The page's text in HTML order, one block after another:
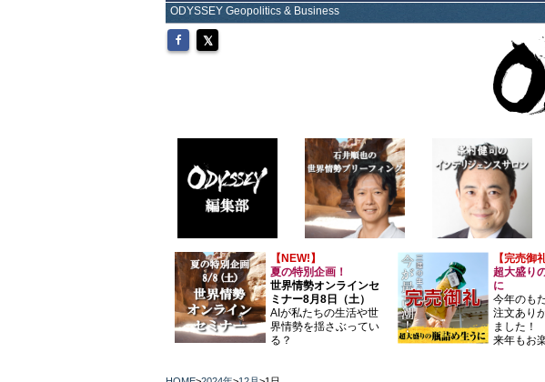
ODYSSEY Geopolitics & Business
【NEW!】
夏の特別企画！
世界情勢オンラインセ
ミナー8月8日（土）
AIが私たちの生活や世
界情勢を揺さぶってい
る？
【完売御
超大盛り
に
今年のも
注文あり
ました！
来年もお